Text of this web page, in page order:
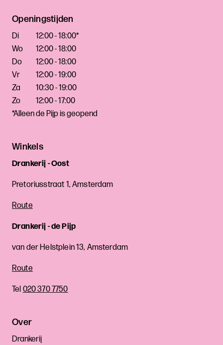
Openingstijden
Di
12:00 - 18:00*
Wo
12:00 - 18:00
Do
12:00 - 18:00
Vr
12:00 - 19:00
Za
10:30 - 19:00
Zo
12:00 - 17:00
*Alleen de Pijp is geopend
Winkels
Drankerij - Oost
Pretoriusstraat 1, Amsterdam
Route
Drankerij - de Pijp
van der Helstplein 13, Amsterdam
Route
Tel 020 370 7750
Over
Drankerij